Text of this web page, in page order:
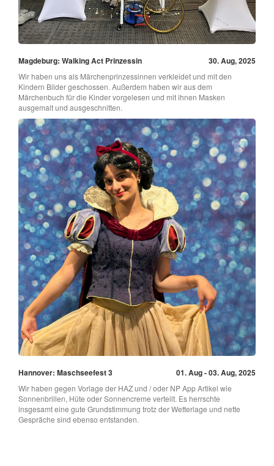
Magdeburg: Walking Act Prinzessin 30. Aug, 2025
Wir haben uns als Märchenprinzessinnen verkleidet und mit den
Kindern Bilder geschossen. Außerdem haben wir aus dem
Märchenbuch für die Kinder vorgelesen und mit ihnen Masken
ausgemalt und ausgeschnitten.
Hannover: Maschseefest 3 01. Aug - 03. Aug, 2025
Wir haben gegen Vorlage der HAZ und / oder NP App Artikel wie
Sonnenbrillen, Hüte oder Sonnencreme verteilt. Es herrschte
insgesamt eine gute Grundstimmung trotz der Wetterlage und nette
Gespräche sind ebenso entstanden.